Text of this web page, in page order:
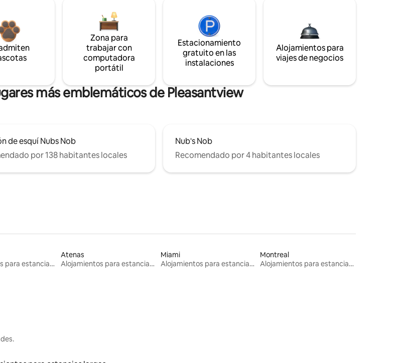
Zona para
trabajar con
computadora
portátil
Estacionamiento
gratuito en las
instalaciones
Alojamientos para
viajes de negocios
más emblemáticos de Pleasantview
de esquí Nubs Nob
por 138 habitantes locales
Nub's Nob
Recomendado por 4 habitantes locales
Alojamientos para estancias largas
Atenas
Alojamientos para estancias largas
Miami
Alojamientos para estancias largas
Montreal
Alojamientos para estancias largas